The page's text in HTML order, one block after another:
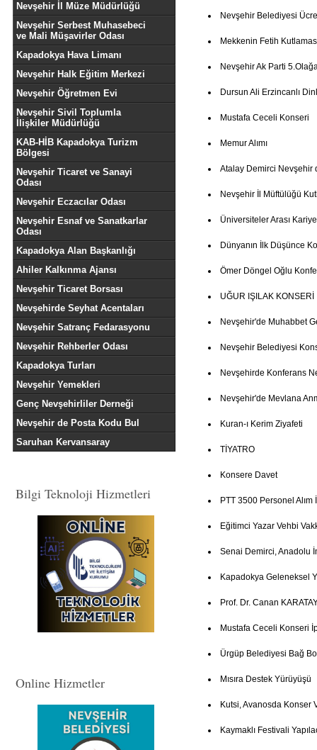
Nevşehir İl Müze Müdürlüğü
Nevşehir Serbest Muhasebeci
ve Mali Müşavirler Odası
Kapadokya Hava Limanı
Nevşehir Halk Eğitim Merkezi
Nevşehir Öğretmen Evi
Nevşehir Sivil Toplumla
İlişkiler Müdürlüğü
KAB-HİB Kapadokya Turizm
Bölgesi
Nevşehir Ticaret ve Sanayi
Odası
Nevşehir Eczacılar Odası
Nevşehir Esnaf ve Sanatkarlar
Odası
Kapadokya Alan Başkanlığı
Ahiler Kalkınma Ajansı
Nevşehir Ticaret Borsası
Nevşehirde Seyhat Acentaları
Nevşehir Satranç Fedarasyonu
Nevşehir Rehberler Odası
Kapadokya Turları
Nevşehir Yemekleri
Genç Nevşehirliler Derneği
Nevşehir de Posta Kodu Bul
Saruhan Kervansaray
Bilgi Teknoloji Hizmetleri
Online Hizmetler
Nevşehir Belediyesi
Mekkenin Fetih
Nevşehir Ak Parti
Dursun Ali Erzincanlı
Mustafa Ceceli Konseri
Memur Alımı
Atalay Demirci Nevşehir
Nevşehir İl Müftülüğü
Üniversiteler Arası
Dünyanın İlk Düşünce
Ömer Döngel Oğlu
UĞUR IŞILAK KONSERİ
Nevşehir'de Muhabbet
Nevşehir Belediyesi
Nevşehirde Konferans
Nevşehir'de Mevlana
Kuran-ı Kerim Ziyafeti
TİYATRO
Konsere Davet
PTT 3500 Personel Alım
Eğitimci Yazar Vehbi
Senai Demirci, Anadolu
Kapadokya Geleneksel
Prof. Dr. Canan
Mustafa Ceceli Konseri
Ürgüp Belediyesi Bağ
Mısıra Destek Yürüyüşü
Kutsi, Avanosda Konser
Kaymaklı Festivali